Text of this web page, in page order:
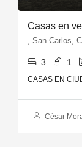
, San Carlos,
3 1
CASAS EN
César